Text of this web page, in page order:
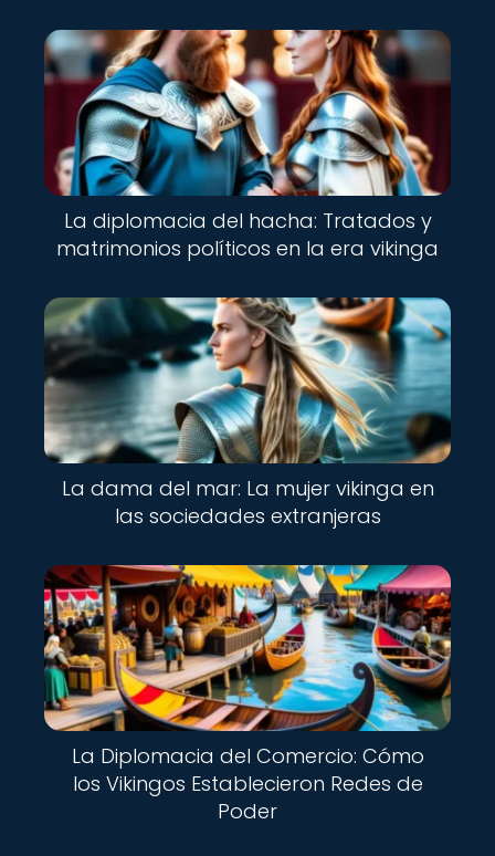
La diplomacia del hacha: Tratados y
matrimonios políticos en la era vikinga
La dama del mar: La mujer vikinga en
las sociedades extranjeras
La Diplomacia del Comercio: Cómo
los Vikingos Establecieron Redes de
Poder